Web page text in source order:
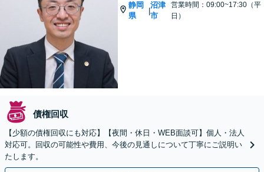
静岡
県
|
沼津
市
営業時間：09:00~17:30（平
日）
債権回収
【少額の債権回収にも対応】【夜間・休日・WEB面談可】個人・法人
対応可。回収の可能性や費用、今後の見通しについて丁寧にご説明い
たします。